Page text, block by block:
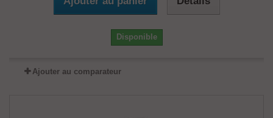
Disponible
Ajouter au comparateur